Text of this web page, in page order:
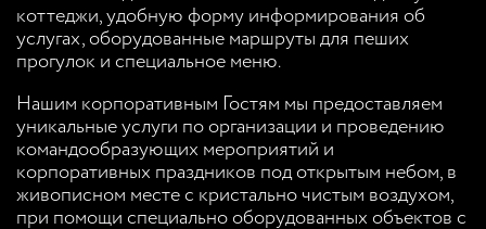
коттеджи, удобную форму информирования об
услугах, оборудованные маршруты для пеших
прогулок и специальное меню.
Нашим корпоративным Гостям мы предоставляем
уникальные услуги по организации и проведению
командообразующих мероприятий и
корпоративных праздников под открытым небом, в
живописном месте с кристально чистым воздухом,
при помощи специально оборудованных объектов с